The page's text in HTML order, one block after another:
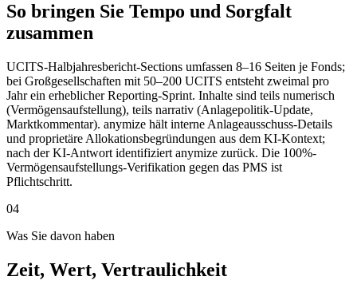
So bringen Sie Tempo und Sorgfalt
zusammen
UCITS-Halbjahresbericht-Sections umfassen 8–16 Seiten je Fonds;
bei Großgesellschaften mit 50–200 UCITS entsteht zweimal pro
Jahr ein erheblicher Reporting-Sprint. Inhalte sind teils numerisch
(Vermögensaufstellung), teils narrativ (Anlagepolitik-Update,
Marktkommentar). anymize hält interne Anlageausschuss-Details
und proprietäre Allokationsbegründungen aus dem KI-Kontext;
nach der KI-Antwort identifiziert anymize zurück. Die 100%-
Vermögensaufstellungs-Verifikation gegen das PMS ist
Pflichtschritt.
04
Was Sie davon haben
Zeit, Wert, Vertraulichkeit